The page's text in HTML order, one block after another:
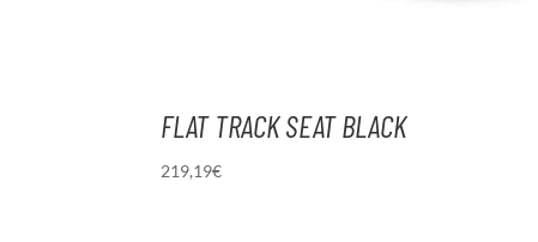
FLAT TRACK SEAT BLACK
219,19€